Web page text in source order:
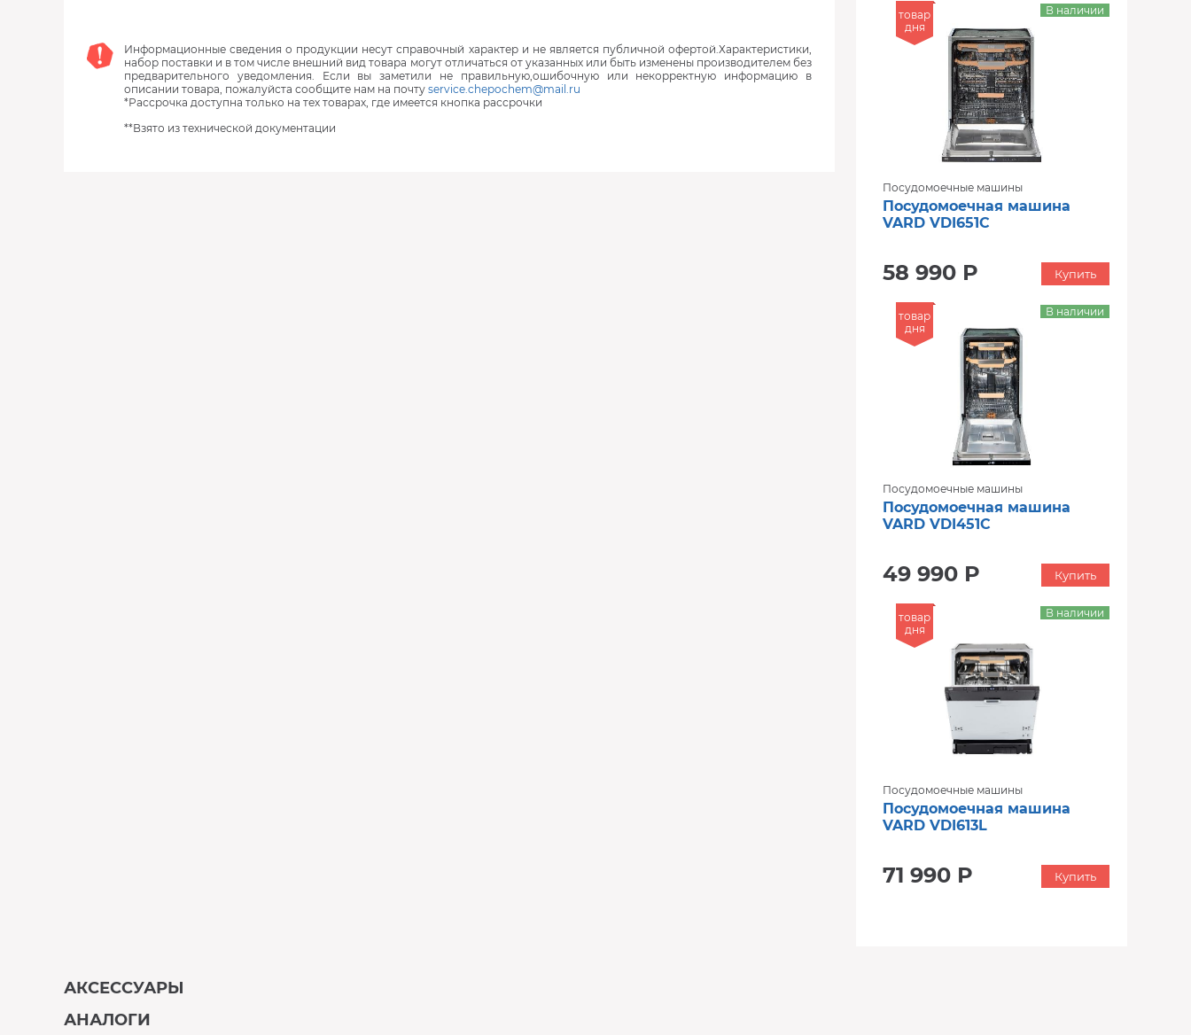
Информационные сведения о продукции несут справочный характер и не является публичной офертой.Характеристики,
набор поставки и в том числе внешний вид товара могут отличаться от указанных или быть изменены производителем без
предварительного уведомления. Если вы заметили не правильную,ошибочную или некорректную информацию в
описании товара, пожалуйста сообщите нам на почту service.chepochem@mail.ru
*Рассрочка доступна только на тех товарах, где имеется кнопка рассрочки
**Взято из технической документации
товар
дня
Посудомоечные машины
Посудомоечная машина
VARD VDI651C
58 990 Р
В наличии
Купить
товар
дня
Посудомоечные машины
Посудомоечная машина
VARD VDI451C
49 990 Р
В наличии
Купить
товар
дня
Посудомоечные машины
Посудомоечная машина
VARD VDI613L
71 990 Р
В наличии
Купить
АКСЕССУАРЫ
АНАЛОГИ